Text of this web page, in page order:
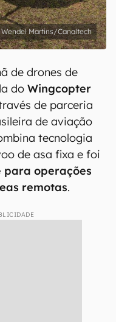
Wendel Martins/Canaltech
de drones de
do Wingcopter
de parceria
de aviação
tecnologia
de asa fixa e foi
operações
remotas.